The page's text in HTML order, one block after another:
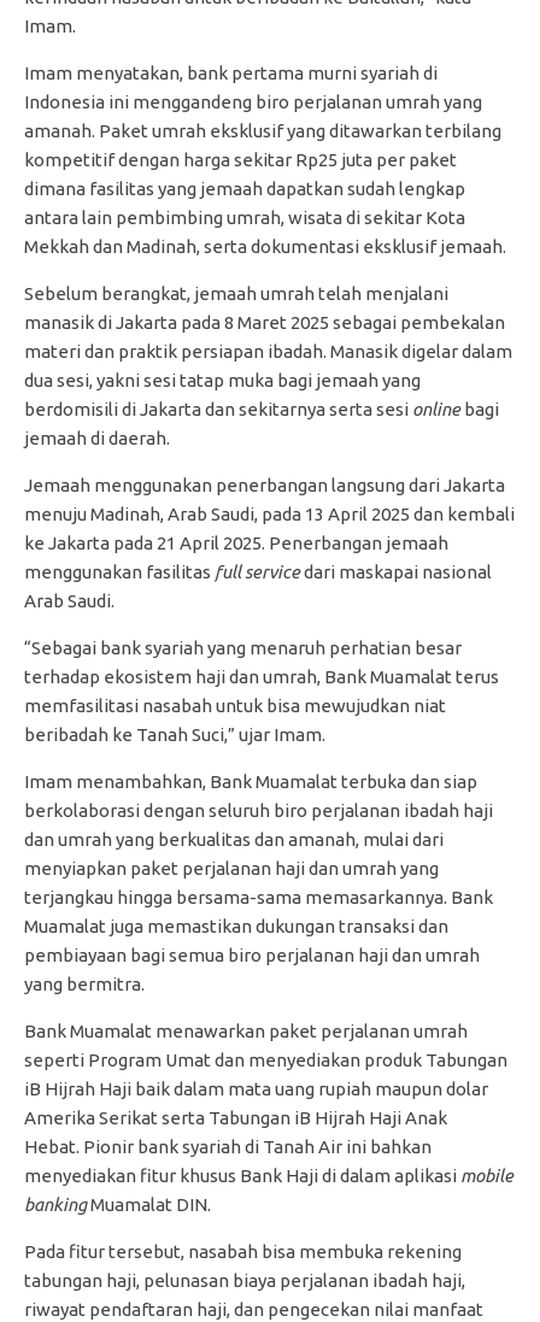
Imam.
Imam menyatakan, bank pertama murni syariah di
Indonesia ini menggandeng biro perjalanan umrah yang
amanah. Paket umrah eksklusif yang ditawarkan terbilang
kompetitif dengan harga sekitar Rp25 juta per paket
dimana fasilitas yang jemaah dapatkan sudah lengkap
antara lain pembimbing umrah, wisata di sekitar Kota
Mekkah dan Madinah, serta dokumentasi eksklusif jemaah.
Sebelum berangkat, jemaah umrah telah menjalani
manasik di Jakarta pada 8 Maret 2025 sebagai pembekalan
materi dan praktik persiapan ibadah. Manasik digelar dalam
dua sesi, yakni sesi tatap muka bagi jemaah yang
berdomisili di Jakarta dan sekitarnya serta sesi onlinebagi
jemaah di daerah.
Jemaah menggunakan penerbangan langsung dari Jakarta
menuju Madinah, Arab Saudi, pada 13 April 2025 dan kembali
ke Jakarta pada 21 April 2025. Penerbangan jemaah
menggunakan fasilitas full servicedari maskapai nasional
Arab Saudi.
“Sebagai bank syariah yang menaruh perhatian besar
terhadap ekosistem haji dan umrah, Bank Muamalat terus
memfasilitasi nasabah untuk bisa mewujudkan niat
beribadah ke Tanah Suci,” ujar Imam.
Imam menambahkan, Bank Muamalat terbuka dan siap
berkolaborasi dengan seluruh biro perjalanan ibadah haji
dan umrah yang berkualitas dan amanah, mulai dari
menyiapkan paket perjalanan haji dan umrah yang
terjangkau hingga bersama-sama memasarkannya. Bank
Muamalat juga memastikan dukungan transaksi dan
pembiayaan bagi semua biro perjalanan haji dan umrah
yang bermitra.
Bank Muamalat menawarkan paket perjalanan umrah
seperti Program Umat dan menyediakan produk Tabungan
iB Hijrah Haji baik dalam mata uang rupiah maupun dolar
Amerika Serikat serta Tabungan iB Hijrah Haji Anak
Hebat. Pionir bank syariah di Tanah Air ini bahkan
menyediakan fitur khusus Bank Haji di dalam aplikasi mobile
bankingMuamalat DIN.
Pada fitur tersebut, nasabah bisa membuka rekening
tabungan haji, pelunasan biaya perjalanan ibadah haji,
riwayat pendaftaran haji, dan pengecekan nilai manfaat